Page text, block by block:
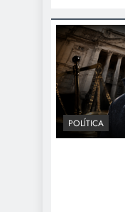
POLÍTICA